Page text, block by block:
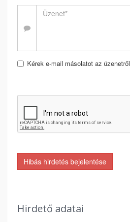
Kérek e-mail másolatot az üzenetről
Hibás hirdetés bejelentése
Hirdető adatai